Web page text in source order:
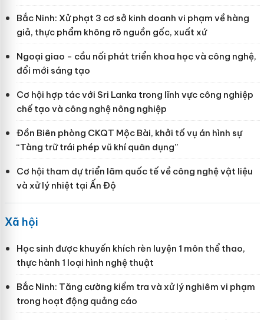
Bắc Ninh: Xử phạt 3 cơ sở kinh doanh vi phạm về hàng
giả, thực phẩm không rõ nguồn gốc, xuất xứ
Ngoại giao - cầu nối phát triển khoa học và công nghệ,
đổi mới sáng tạo
Cơ hội hợp tác với Sri Lanka trong lĩnh vực công nghiệp
chế tạo và công nghệ nông nghiệp
Đồn Biên phòng CKQT Mộc Bài, khởi tố vụ án hình sự
“Tàng trữ trái phép vũ khí quân dụng”
Cơ hội tham dự triển lãm quốc tế về công nghệ vật liệu
và xử lý nhiệt tại Ấn Độ
Xã hội
Học sinh được khuyến khích rèn luyện 1 môn thể thao,
thực hành 1 loại hình nghệ thuật
Bắc Ninh: Tăng cường kiểm tra và xử lý nghiêm vi phạm
trong hoạt động quảng cáo